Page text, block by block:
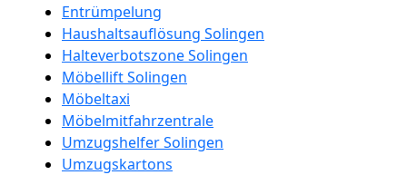
Entrümpelung
Haushaltsauflösung Solingen
Halteverbotszone Solingen
Möbellift Solingen
Möbeltaxi
Möbelmitfahrzentrale
Umzugshelfer Solingen
Umzugskartons